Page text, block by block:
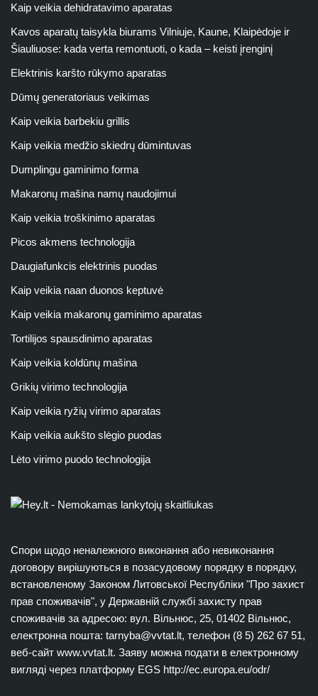
Kaip veikia dehidratavimo aparatas
Kavos aparatų taisykla biurams Vilniuje, Kaune, Klaipėdoje ir
Šiauliuose: kada verta remontuoti, o kada – keisti įrenginį
Elektrinis karšto rūkymo aparatas
Dūmų generatoriaus veikimas
Kaip veikia barbekiu grillis
Kaip veikia medžio skiedrų dūmintuvas
Dumplingu gaminimo forma
Makaronų mašina namų naudojimui
Kaip veikia troškinimo aparatas
Picos akmens technologija
Daugiafunkcis elektrinis puodas
Kaip veikia naan duonos keptuvė
Kaip veikia makaronų gaminimo aparatas
Tortilijos spausdinimo aparatas
Kaip veikia koldūnų mašina
Grikių virimo technologija
Kaip veikia ryžių virimo aparatas
Kaip veikia aukšto slėgio puodas
Lėto virimo puodo technologija
Спори щодо неналежного виконання або невиконання
договору вирішуються в позасудовому порядку в порядку,
встановленому Законом Литовської Республіки "Про захист
прав споживачів", у Державній службі захисту прав
споживачів за адресою: вул. Вільнюс, 25, 01402 Вільнюс,
електронна пошта: tarnyba@vvtat.lt, телефон (8 5) 262 67 51,
веб-сайт www.vvtat.lt. Заяву можна подати в електронному
вигляді через платформу EGS http://ec.europa.eu/odr/